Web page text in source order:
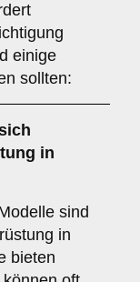
einige
sollten:
in
sind
in
bieten